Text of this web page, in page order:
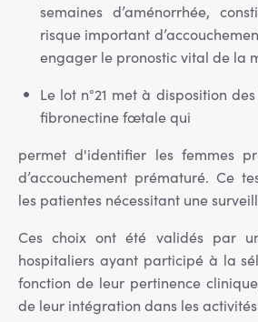
semaines d’aménorrhée,
risque important
engager le pronostic vital de la
Le lot n°21 met à disposition
fibronectine fœtale qui
permet d'identifier les femmes
d’accouchement prématuré. Ce
les patientes nécessitant une
Ces choix ont été validés par
hospitaliers ayant participé à la
fonction de leur pertinence
de leur intégration dans les